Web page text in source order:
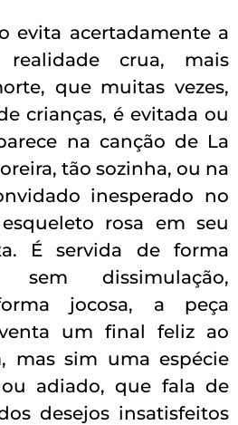
evita acertadamente a
crua, mais
que muitas vezes,
crianças, é evitada ou
na canção de La
tão sozinha, ou na
inesperado no
rosa em seu
É servida de forma
sem dissimulação,
jocosa, a peça
um final feliz ao
mas sim uma espécie
adiado, que fala de
desejos insatisfeitos